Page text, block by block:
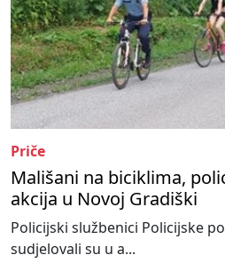
Priče
Mališani na biciklima,
akcija u Novoj Gradiški
Policijski službenici Policijske
sudjelovali su u a...